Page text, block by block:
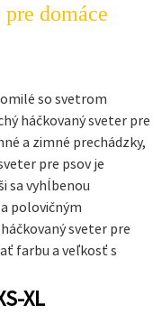
domáce
so svetrom
háčkovaný sveter pre
a zimné prechádzky,
pre psov je
sa vyhĺbenou
polovičným
sveter pre
farbu a veľkosť s
XL